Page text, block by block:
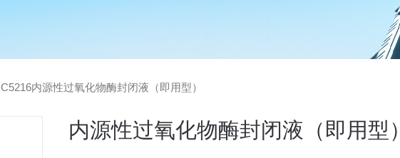
C5216内源性过氧化物酶封闭液（即用型）
内源性过氧化物酶封闭液（即用型）